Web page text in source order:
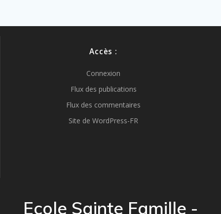
Accès :
Connexion
Flux des publications
Flux des commentaires
Site de WordPress-FR
Ecole Sainte Famille -